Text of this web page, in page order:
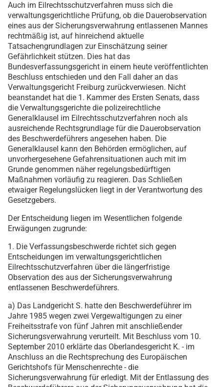
Auch im Eilrechtsschutzverfahren muss sich die
verwaltungsgerichtliche Prüfung, ob die Dauerobservation
eines aus der Sicherungsverwahrung entlassenen Mannes
rechtmäßig ist, auf hinreichend aktuelle
Tatsachengrundlagen zur Einschätzung seiner
Gefährlichkeit stützen. Dies hat das
Bundesverfassungsgericht in einem heute veröffentlichten
Beschluss entschieden und den Fall daher an das
Verwaltungsgericht Freiburg zurückverwiesen. Nicht
beanstandet hat die 1. Kammer des Ersten Senats, dass
die Verwaltungsgerichte die polizeirechtliche
Generalklausel im Eilrechtsschutzverfahren noch als
ausreichende Rechtsgrundlage für die Dauerobservation
des Beschwerdeführers angesehen haben. Die
Generalklausel kann den Behörden ermöglichen, auf
unvorhergesehene Gefahrensituationen auch mit im
Grunde genommen näher regelungsbedürftigen
Maßnahmen vorläufig zu reagieren. Das Schließen
etwaiger Regelungslücken liegt in der Verantwortung des
Gesetzgebers.
Der Entscheidung liegen im Wesentlichen folgende
Erwägungen zugrunde:
1. Die Verfassungsbeschwerde richtet sich gegen
Entscheidungen im verwaltungsgerichtlichen
Eilrechtsschutzverfahren über die längerfristige
Observation des aus der Sicherungsverwahrung
entlassenen Beschwerdeführers.
a) Das Landgericht S. hatte den Beschwerdeführer im
Jahre 1985 wegen zwei Vergewaltigungen zu einer
Freiheitsstrafe von fünf Jahren mit anschließender
Sicherungsverwahrung verurteilt. Mit Beschluss vom 10.
September 2010 erklärte das Oberlandesgericht K. - im
Anschluss an die Rechtsprechung des Europäischen
Gerichtshofs für Menschenrechte - die
Sicherungsverwahrung für erledigt. Mit der Entlassung des